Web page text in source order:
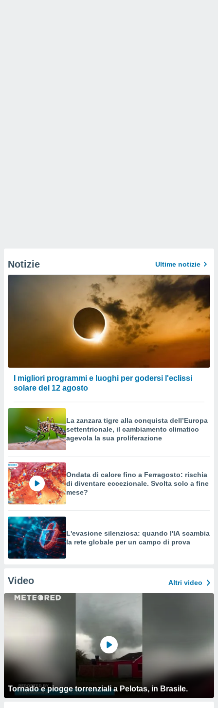
Notizie Ultime notizie
I migliori programmi e luoghi per godersi l'eclissi
solare del 12 agosto
La zanzara tigre alla conquista dell’Europa
settentrionale, il cambiamento climatico
agevola la sua proliferazione
Ondata di calore fino a Ferragosto: rischia
di diventare eccezionale. Svolta solo a fine
mese?
L'evasione silenziosa: quando l'IA scambia
la rete globale per un campo di prova
Video Altri video
Tornado e piogge torrenziali a Pelotas, in Brasile.